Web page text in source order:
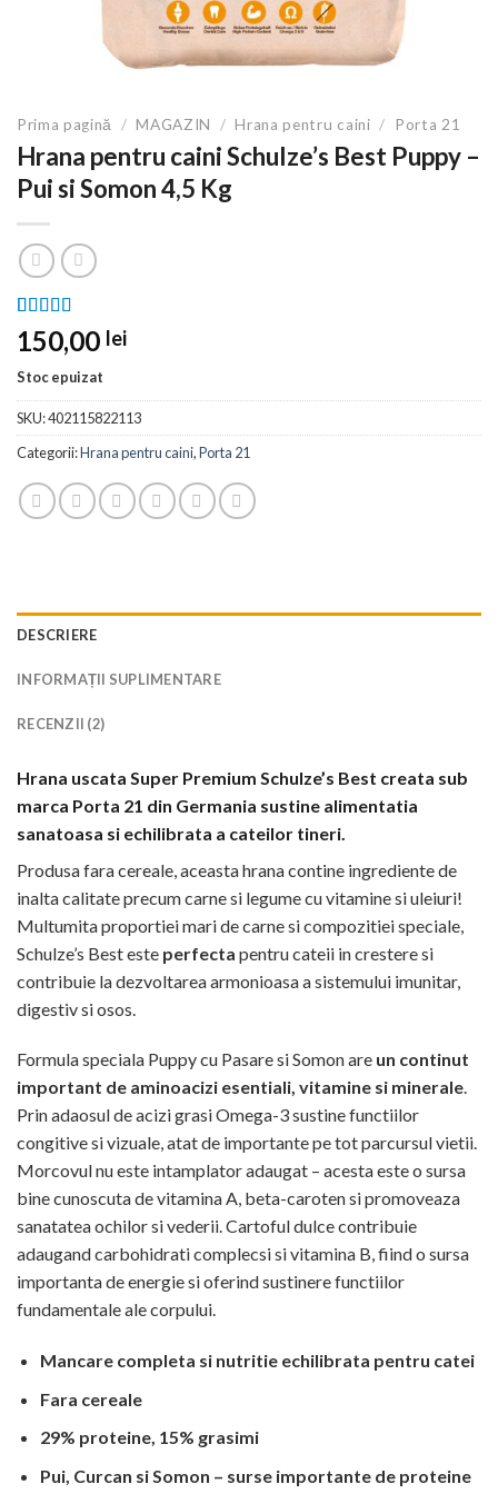
Prima pagină / MAGAZIN / Hrana pentru caini / Porta 21
Hrana pentru caini Schulze’s Best Puppy –
Pui si Somon 4,5 Kg
Evaluat la
5.00din 5
pe baza a
2
evaluări de
la clienți
150,00 lei
Stoc epuizat
SKU:402115822113
Categorii:Hrana pentru caini,Porta 21
DESCRIERE
INFORMAȚII SUPLIMENTARE
RECENZII (2)
Hrana uscata Super Premium Schulze’s Best creata sub
marca Porta 21 din Germania sustine alimentatia
sanatoasa si echilibrata a cateilor tineri.
Produsa fara cereale, aceasta hrana contine ingrediente de
inalta calitate precum carne si legume cu vitamine si uleiuri!
Multumita proportiei mari de carne si compozitiei speciale,
Schulze’s Best este perfecta pentru cateii in crestere si
contribuie la dezvoltarea armonioasa a sistemului imunitar,
digestiv si osos.
Formula speciala Puppy cu Pasare si Somon are un continut
important de aminoacizi esentiali, vitamine si minerale.
Prin adaosul de acizi grasi Omega-3 sustine functiilor
congitive si vizuale, atat de importante pe tot parcursul vietii.
Morcovul nu este intamplator adaugat – acesta este o sursa
bine cunoscuta de vitamina A, beta-caroten si promoveaza
sanatatea ochilor si vederii. Cartoful dulce contribuie
adaugand carbohidrati complecsi si vitamina B, fiind o sursa
importanta de energie si oferind sustinere functiilor
fundamentale ale corpului.
Mancare completa si nutritie echilibrata pentru catei
Fara cereale
29% proteine, 15% grasimi
Pui, Curcan si Somon – surse importante de proteine